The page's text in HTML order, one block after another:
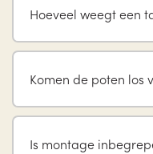
Hoeveel weegt een
Komen de poten los
Is montage